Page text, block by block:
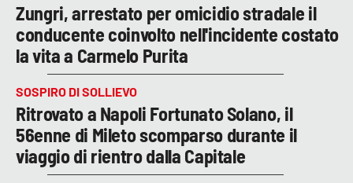
Zungri, arrestato per omicidio stradale il
conducente coinvolto nell'incidente costato
la vita a Carmelo Purita
SOSPIRO DI SOLLIEVO
Ritrovato a Napoli Fortunato Solano, il
56enne di Mileto scomparso durante il
viaggio di rientro dalla Capitale